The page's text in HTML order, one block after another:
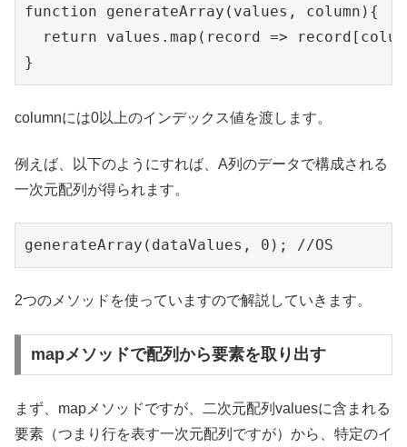
function generateArray(values, column){
return values.map(record =>
columnには0以上のインデックス値を渡します。
例えば、以下のようにすれば、A列のデータで構成される
一次元配列が得られます。
generateArray(dataValues, 0); //OS
2つのメソッドを使っていますので解説していきます。
mapメソッドで配列から要素を取り出す
まず、mapメソッドですが、二次元配列valuesに含まれる
要素（つまり行を表す一次元配列ですが）から、特定のイ